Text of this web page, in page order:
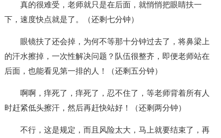
真的很难受，老师就只是在后面，就悄悄把眼睛扶一
下，速度快点就是了。（还剩七分钟）
眼镜扶了还会掉，为何不等那十分钟过去了，将鼻梁上
的汗水擦掉，一次性解决问题？队伍很整齐，即便老师站在
后面，也能看见第一排的人！（还剩五分钟）
啊啊，痒死了，痒死了，忍不住了，等老师背着所有人
时赶紧低头擦汗，然后再赶快站好！（还剩两分钟）
不行，这是规定，而且风险太大，马上就要结束了，再